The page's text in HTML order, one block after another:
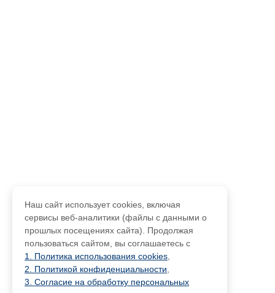
Наш сайт использует cookies, включая
сервисы веб-аналитики (файлы с данными о
прошлых посещениях сайта). Продолжая
пользоваться сайтом, вы соглашаетесь с
1. Политика использования cookies
2. Политикой конфиденциальности
3. Согласие на обработку персональных